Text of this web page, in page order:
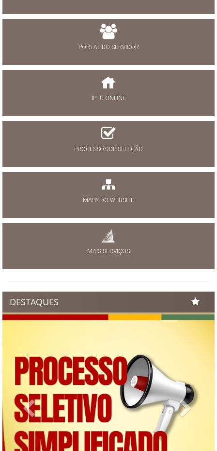
PORTAL DO SERVIDOR
IPTU ONLINE
PROCESSOS DE SELEÇÃO
MAPA DO WEBSITE
MAIS SERVIÇOS
DESTAQUES
Previous Next